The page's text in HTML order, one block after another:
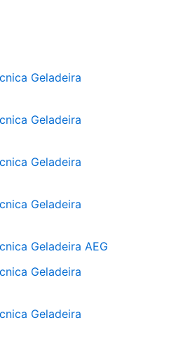
Geladeira
Geladeira
Geladeira
Geladeira
Geladeira AEG
Geladeira
Geladeira